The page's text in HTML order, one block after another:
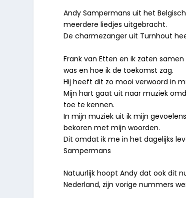
Andy Sampermans uit het
meerdere liedjes uitgebracht.
De charmezanger uit Turnhout
Frank van Etten en ik zaten
was en hoe ik de toekomst zag.
Hij heeft dit zo mooi verwoord in
Mijn hart gaat uit naar muziek
toe te kennen.
In mijn muziek uit ik mijn
bekoren met mijn woorden.
Dit omdat ik me in het dagelijks
Sampermans
Natuurlijk hoopt Andy dat ook dit
Nederland, zijn vorige nummers